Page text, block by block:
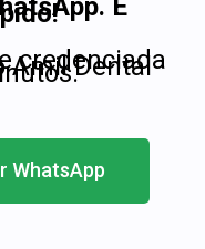
É
credenciada
Amil Dental
WhatsApp